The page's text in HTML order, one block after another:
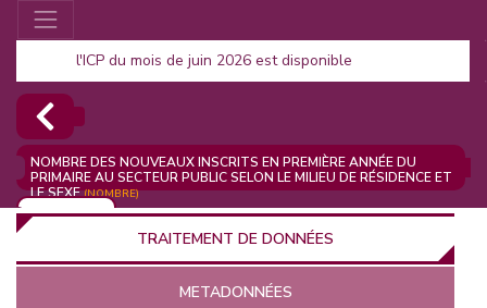
l'ICP du mois de juin 2026 est disponible
NOMBRE DES NOUVEAUX INSCRITS EN PREMIÈRE ANNÉE DU
PRIMAIRE AU SECTEUR PUBLIC SELON LE MILIEU DE RÉSIDENCE ET
LE SEXE(NOMBRE)
AJOUTER
TRAITEMENT DE DONNÉES
METADONNÉES